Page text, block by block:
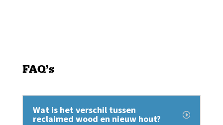
FAQ’s
Wat is het verschil tussen
reclaimed wood en nieuw hout?